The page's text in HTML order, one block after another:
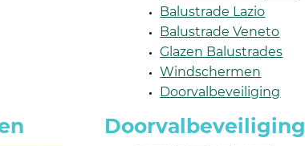
Balustrade Lazio
Balustrade Veneto
Glazen Balustrades
Windschermen
Doorvalbeveiliging
Doorvalbeveiliging